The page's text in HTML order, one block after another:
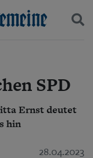
SPD
Ernst deutet
hin
28.04.2023